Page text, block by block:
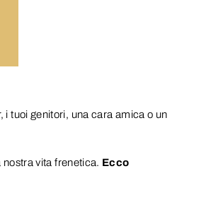
i tuoi genitori, una cara amica o un
vita frenetica. Ecco